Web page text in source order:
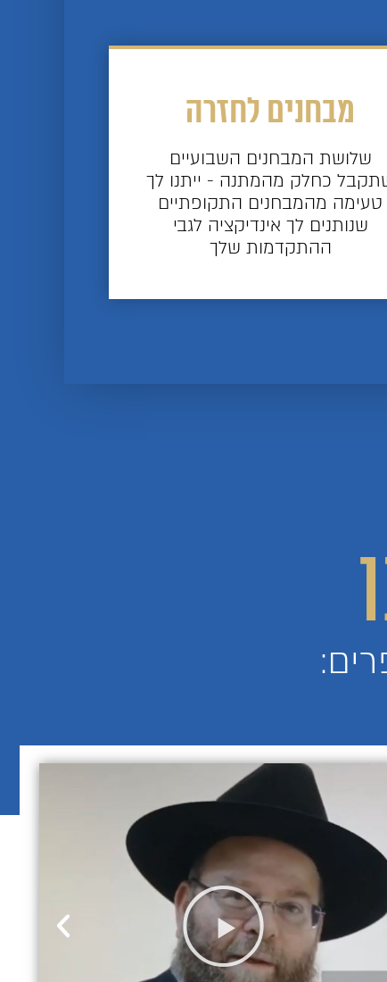
מבחנים לחזרה
שלושת המבחנים השבועיים
כחלק מהמתנה - ייתנו לך
טעימה מהמבחנים התקופתיים
שנותנים לך אינדיקציה לגבי
ההתקדמות שלך